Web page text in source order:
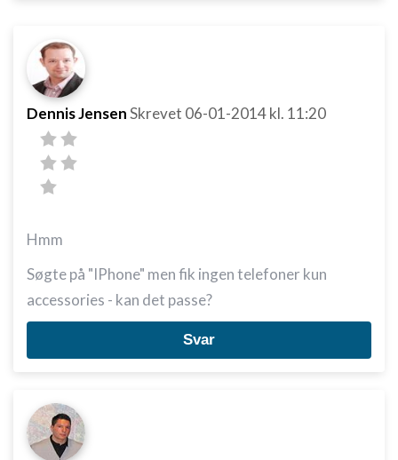
Dennis JensenSkrevet 06-01-2014kl. 11:20
Hmm
Søgte på "IPhone" men fik ingen telefoner kun
accessories - kan det passe?
Svar